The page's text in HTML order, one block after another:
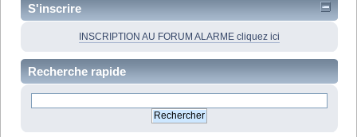
S'inscrire
INSCRIPTION AU FORUM ALARME cliquez ici
Recherche rapide